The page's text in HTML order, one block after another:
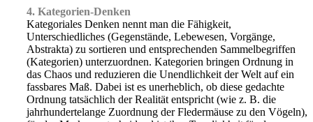
4. Kategorien-Denken
Kategoriales Denken nennt man die Fähigkeit,
Unterschiedliches (Gegenstände, Lebewesen, Vorgänge,
Abstrakta) zu sortieren und entsprechenden Sammelbegriffen
(Kategorien) unterzuordnen. Kategorien bringen Ordnung in
das Chaos und reduzieren die Unendlichkeit der Welt auf ein
fassbares Maß. Dabei ist es unerheblich, ob diese gedachte
Ordnung tatsächlich der Realität entspricht (wie z. B. die
jahrhundertelange Zuordnung der Fledermäuse zu den Vögeln),